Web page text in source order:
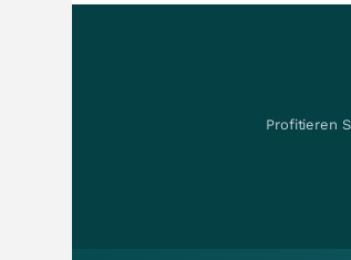
Profitieren